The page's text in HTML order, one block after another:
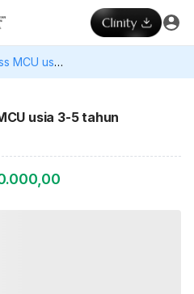
Kids - Wellness MCU usia 3-5 tahun
usia 3-5 tahun